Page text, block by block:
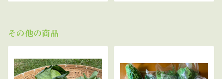
その他の商品